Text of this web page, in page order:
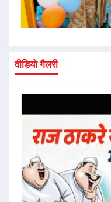
वीडियो गैलरी